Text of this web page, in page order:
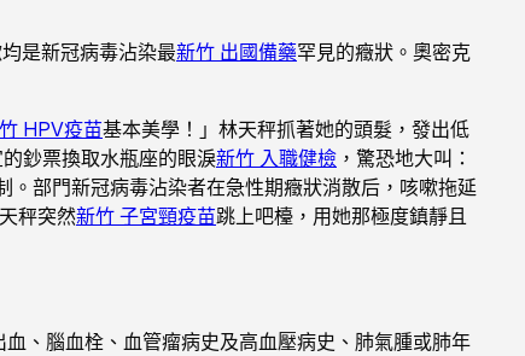
是新冠病毒沾染最新竹 出國備藥罕見的癥狀。奧密克
HPV疫苗基本美學！」林天秤抓著她的頭髮，發出低
鈔票換取水瓶座的眼淚新竹 入職健檢 ，驚恐地大叫：
。部門新冠病毒沾染者在急性期癥狀消散后，咳嗽拖延
秤突然新竹 子宮頸疫苗跳上吧檯，用她那極度鎮靜且
血、腦血栓、血管瘤病史及高血壓病史、肺氣腫或肺年